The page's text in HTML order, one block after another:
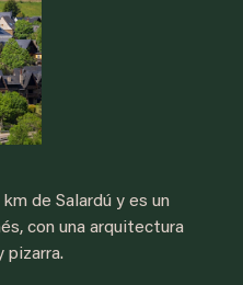
de Salardú y es un
con una arquitectura
pizarra.